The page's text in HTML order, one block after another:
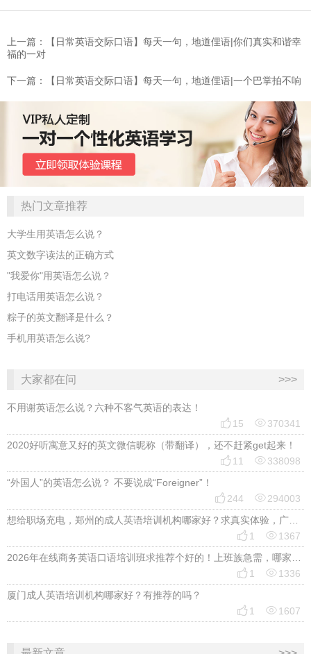
上一篇：【日常英语交际口语】每天一句，地道俚语|你们真实和谐幸
福的一对
下一篇：【日常英语交际口语】每天一句，地道俚语|一个巴掌拍不响
热门文章推荐
大学生用英语怎么说？
英文数字读法的正确方式
"我爱你"用英语怎么说？
打电话用英语怎么说？
粽子的英文翻译是什么？
手机用英语怎么说?
大家都在问 >>>
不用谢英语怎么说？六种不客气英语的表达！
 15 370341
2020好听寓意又好的英文微信昵称（带翻译），还不赶紧get起来！
 11 338098
“外国人”的英语怎么说？ 不要说成“Foreigner”！
 244 294003
想给职场充电，郑州的成人英语培训机构哪家好？求真实体验，广告勿扰，感谢！
 1 1367
2026年在线商务英语口语培训班求推荐个好的！上班族急需，哪家好？
 1 1336
厦门成人英语培训机构哪家好？有推荐的吗？
 1 1607